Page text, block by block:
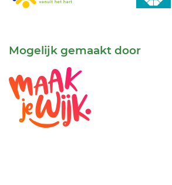
Mogelijk gemaakt door